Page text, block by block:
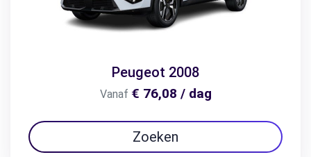
Peugeot 2008
Vanaf € 76,08 / dag
Zoeken